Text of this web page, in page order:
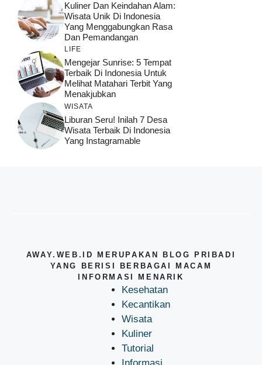
Kuliner Dan Keindahan Alam:
Wisata Unik Di Indonesia
Yang Menggabungkan Rasa
Dan Pemandangan
LIFE
Mengejar Sunrise: 5 Tempat
Terbaik Di Indonesia Untuk
Melihat Matahari Terbit Yang
Menakjubkan
WISATA
Liburan Seru! Inilah 7 Desa
Wisata Terbaik Di Indonesia
Yang Instagramable
AWAY.WEB.ID MERUPAKAN BLOG PRIBADI
YANG BERISI BERBAGAI MACAM
INFORMASI MENARIK
Kesehatan
Kecantikan
Wisata
Kuliner
Tutorial